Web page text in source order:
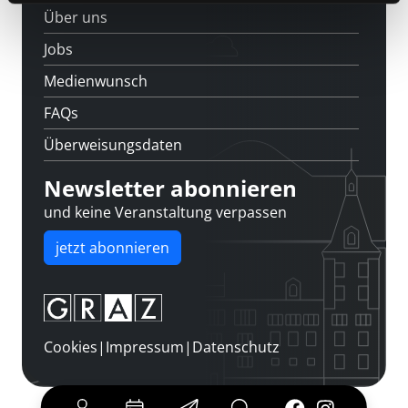
Über uns
Jobs
Medienwunsch
FAQs
Überweisungsdaten
Newsletter abonnieren
und keine Veranstaltung verpassen
jetzt abonnieren
Cookies| Impressum| Datenschutz